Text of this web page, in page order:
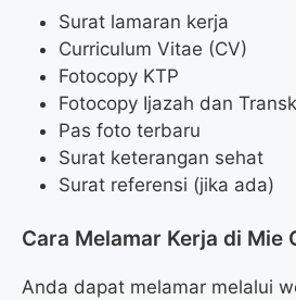
Surat lamaran kerja
Curriculum Vitae (CV)
Fotocopy KTP
Fotocopy Ijazah dan
Pas foto terbaru
Surat keterangan sehat
Surat referensi (jika ada)
Cara Melamar Kerja di Mie
Anda dapat melamar melalui